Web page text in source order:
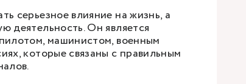
серьезное влияние на жизнь, а
деятельность. Он является
машинистом, военным
которые связаны с правильным